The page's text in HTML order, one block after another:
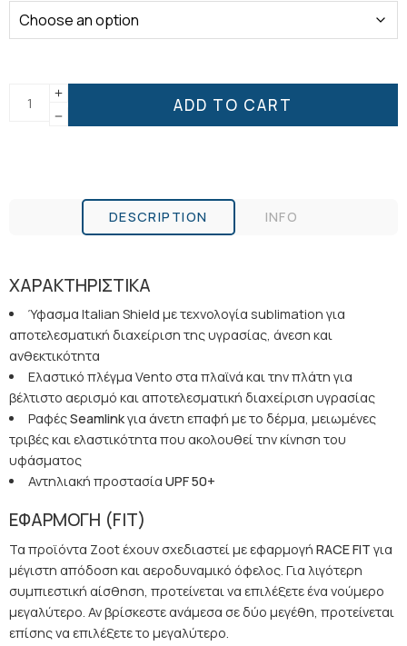
ADD TO CART
DESCRIPTION INFO
ΧΑΡΑΚΤΗΡΙΣΤΙΚΑ
Ύφασμα Italian Shield με τεχνολογία sublimation για
αποτελεσματική διαχείριση της υγρασίας, άνεση και
ανθεκτικότητα
Ελαστικό πλέγμα Vento στα πλαϊνά και την πλάτη για
βέλτιστο αερισμό και αποτελεσματική διαχείριση υγρασίας
ΡαφέςSeamlinkγια άνετη επαφή με το δέρμα, μειωμένες
τριβές και ελαστικότητα που ακολουθεί την κίνηση του
υφάσματος
Αντηλιακή προστασία UPF50+
ΕΦΑΡΜΟΓΗ (FIT)
Τα προϊόντα Zoot έχουν σχεδιαστεί με εφαρμογή RACEFIT για
μέγιστη απόδοση και αεροδυναμικό όφελος. Για λιγότερη
συμπιεστική αίσθηση, προτείνεται να επιλέξετε ένα νούμερο
μεγαλύτερο. Αν βρίσκεστε ανάμεσα σε δύο μεγέθη, προτείνεται
επίσης να επιλέξετε το μεγαλύτερο.